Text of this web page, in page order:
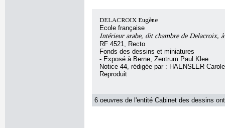
DELACROIX Eugène
Ecole française
Intérieur arabe, dit chambre de Delacroix,
RF 4521, Recto
Fonds des dessins et miniatures
- Exposé à Berne, Zentrum Paul Klee
Notice 44, rédigée par : HAENSLER Carole
Reproduit
6 oeuvres de l'entité Cabinet des dessins